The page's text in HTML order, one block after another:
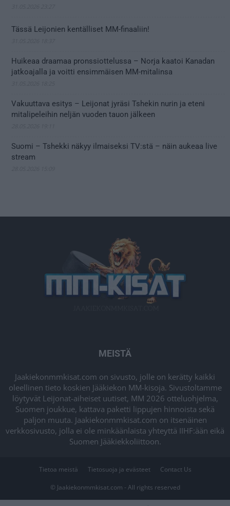
Tässä Leijonien kentälliset MM-finaaliin!
Huikeaa draamaa pronssiottelussa – Norja kaatoi Kanadan
jatkoajalla ja voitti ensimmäisen MM-mitalinsa
Vakuuttava esitys – Leijonat jyräsi Tshekin nurin ja eteni
mitalipeleihin neljän vuoden tauon jälkeen
Suomi – Tshekki näkyy ilmaiseksi TV:stä – näin aukeaa live
stream
MEISTÄ
Jaakiekonmmkisat.com on sivusto, jolle on kerätty kaikki
oleellinen tieto koskien Jääkiekon MM-kisoja. Sivustoltamme
löytyvät Leijonat-aiheiset uutiset, MM 2026 otteluohjelma,
Suomen joukkue, kattava paketti lippujen hinnoista sekä
paljon muuta. Jaakiekonmmkisat.com on itsenäinen
verkkosivusto, jolla ei ole minkäänlaista yhteyttä IIHF:ään eikä
Suomen Jääkiekkoliittoon.
Tietoa meistä Tietosuoja ja evästeet Contact Us
© Jaakiekonmmkisat.com - All rights reserved